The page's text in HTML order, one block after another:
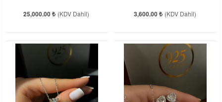
25,000.00 ₺ (KDV Dahil) 3,600.00 ₺ (KDV Dahil)